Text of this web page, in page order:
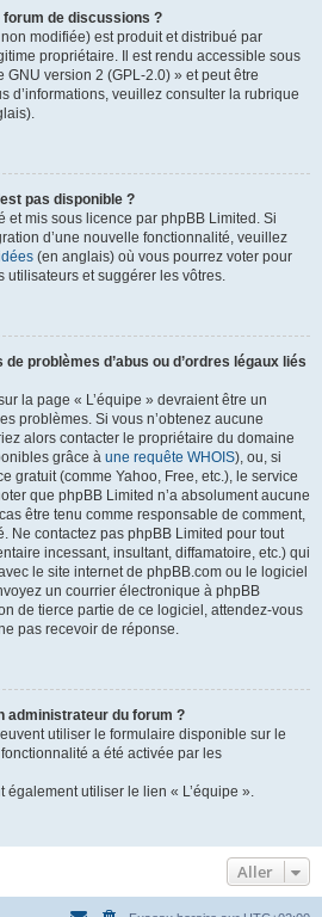
forum de discussions ?
modifiée) est produit et distribué par
propriétaire. Il est rendu accessible sous
version 2 (GPL-2.0) » et peut être
d’informations, veuillez consulter la rubrique
pas disponible ?
et mis sous licence par phpBB Limited. Si
d’une nouvelle fonctionnalité, veuillez
(en anglais) où vous pourrez voter pour
utilisateurs et suggérer les vôtres.
problèmes d’abus ou d’ordres légaux liés
la page « L’équipe » devraient être un
problèmes. Si vous n’obtenez aucune
alors contacter le propriétaire du domaine
grâce à une requête WHOIS), ou, si
gratuit (comme Yahoo, Free, etc.), le service
que phpBB Limited n’a absolument aucune
être tenu comme responsable de comment,
Ne contactez pas phpBB Limited pour tout
incessant, insultant, diffamatoire, etc.) qui
le site internet de phpBB.com ou le logiciel
un courrier électronique à phpBB
de tierce partie de ce logiciel, attendez-vous
pas recevoir de réponse.
administrateur du forum ?
utiliser le formulaire disponible sur le
a été activée par les
également utiliser le lien « L’équipe ».
Aller